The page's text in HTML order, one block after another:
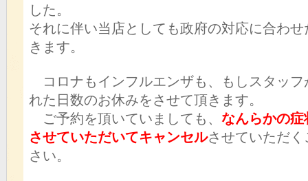
した。
それに伴い当店としても政府の対応に合わ
きます。
コロナもインフルエンザも、もしスタッフ
れた日数のお休みをさせて頂きます。
ご予約を頂いていましても、 なんらかの
させていただいてキャンセルさせていただ
さい。